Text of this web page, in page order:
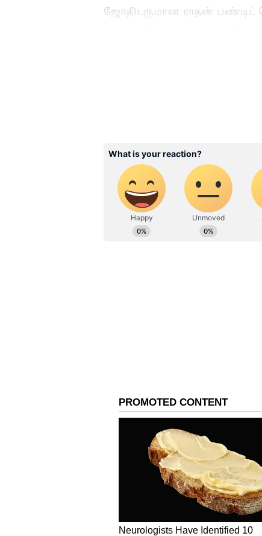
ஜோதிடருமான ராதன் பண்டிட்
சட்டசபையில் அவர்
ஃபார்முலாக்களை கொண்டு
விருப்பம், அதில் எந்தப்
வரக்கூடாது. நம்பிக்கை
என்றார்.